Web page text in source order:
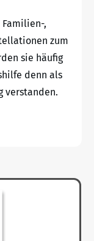
Familien-,
zum
sie häufig
denn als
verstanden.